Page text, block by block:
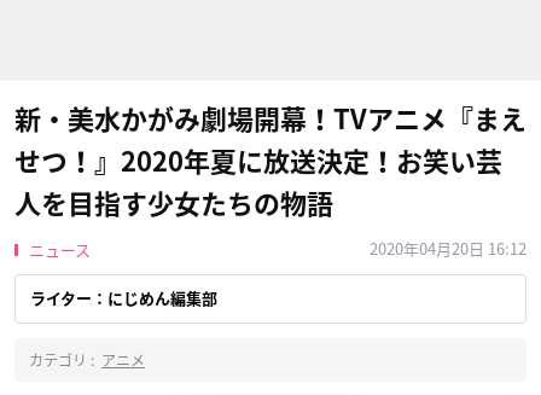
新・美水かがみ劇場開幕！TVアニメ『まえ
せつ！』2020年夏に放送決定！お笑い芸
人を目指す少女たちの物語
ニュース 2020年04月20日 16:12
ライター：にじめん編集部
カテゴリ : アニメ